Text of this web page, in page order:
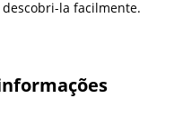
la facilmente.